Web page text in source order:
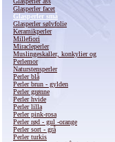
Glasperler facet
Glasperler små
Glasperler sølvfolie
Keramikperler
Millefiori
Miracleperler
Muslingeskaller, konkylier og
Perlemor
Naturstensperler
Perler blå
Perler brun - gylden
Perler grønne
Perler hvide
Perler lilla
Perler pink-rosa
Perler rød - gul -orange
Perler sort - grå
Perler turkis